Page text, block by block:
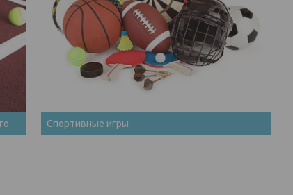
Спортивные игры